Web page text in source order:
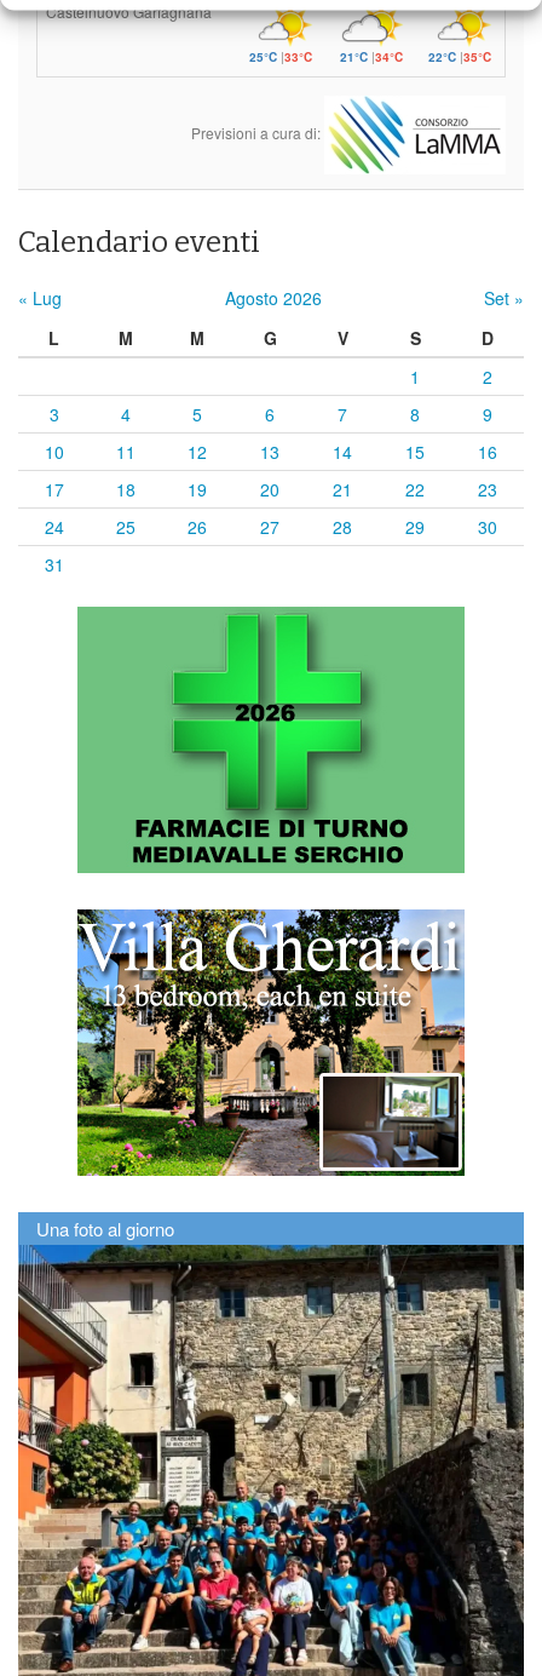
Castelnuovo Garfagnana
25°C|33°C 21°C|34°C 22°C |35°C
Previsioni a cura di:
Calendario eventi
« Lug Agosto 2026
Set »
L
M M G V S
D
1
2
3
4 5 6 7 8
9
10
11 12 13 14 15
16
17
18 19 20 21 22
23
24
25 26 27 28 29
30
31
Una foto al giorno